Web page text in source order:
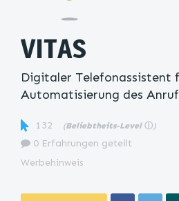
VITAS
Digitaler Telefonassistent
Automatisierung des
132 (Beliebtheits-Level ⓘ )
0 Erfahrungen geteilt
Werbehinweis